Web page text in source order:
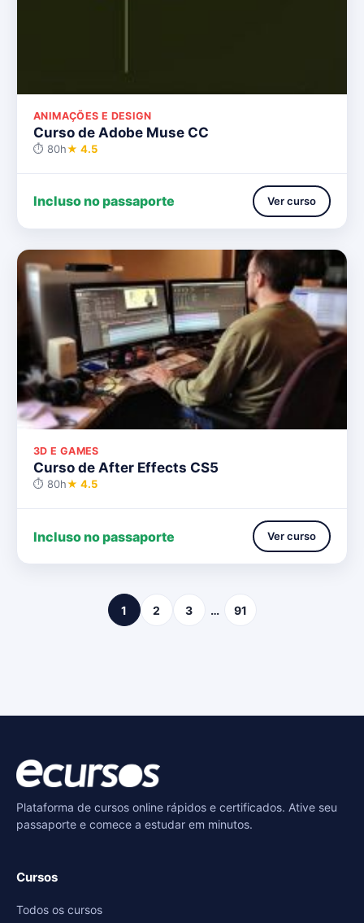
ANIMAÇÕES E DESIGN
Curso de Adobe Muse CC
⏱ 80h★ 4.5
Incluso no passaporte Ver curso
3D E GAMES
Curso de After Effects CS5
⏱ 80h★ 4.5
Incluso no passaporte Ver curso
1 2 3 … 91
Plataforma de cursos online rápidos e certificados. Ative seu
passaporte e comece a estudar em minutos.
Cursos
Todos os cursos